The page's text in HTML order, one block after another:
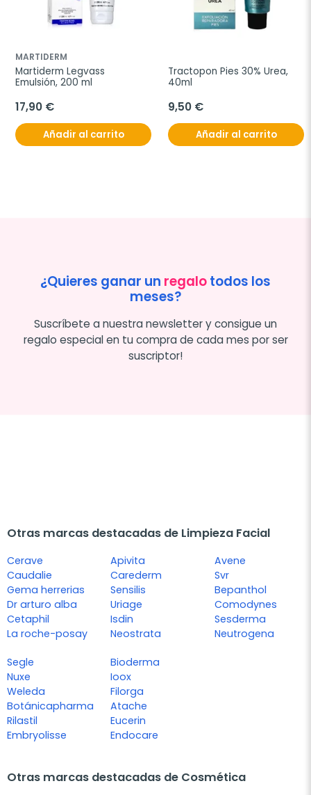
MARTIDERM
Martiderm Legvass
Emulsión, 200 ml
17,90 €
Añadir al carrito
Tractopon Pies 30% Urea,
40ml
9,50 €
Añadir al carrito
¿Quieres ganar un regalotodos los
meses?
Suscríbete a nuestra newsletter y consigue un
regalo especial en tu compra de cada mes por ser
suscriptor!
Otras marcas destacadas de Limpieza Facial
Cerave
Caudalie
Gema herrerias
Dr arturo alba
Cetaphil
La roche-posay
Apivita
Carederm
Sensilis
Uriage
Isdin
Neostrata
Avene
Svr
Bepanthol
Comodynes
Sesderma
Neutrogena
Segle
Nuxe
Weleda
Botánicapharma
Rilastil
Embryolisse
Bioderma
Ioox
Filorga
Atache
Eucerin
Endocare
Otras marcas destacadas de Cosmética